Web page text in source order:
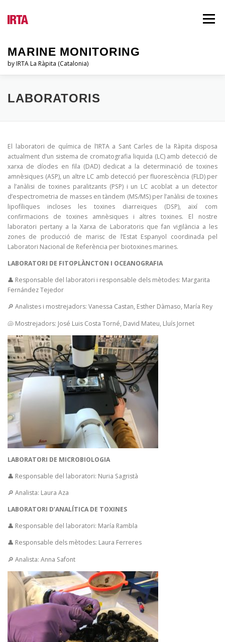
contingut
MARINE MONITORING
by IRTA La Ràpita (Catalonia)
Menú
EL PSQAM QUI SOM?
LABORATORIS
El laboratori de química de l’IRTA a Sant Carles de la Ràpita disposa
actualment d’un sistema de cromatografia liquida (LC) amb detecció de
xarxa de díodes en fila (DAD) dedicat a la determinació de toxines
amnèsiques (ASP), un altre LC amb detecció per fluorescència (FLD) per
a l’anàlisi de toxines paralitzants (PSP) i un LC acoblat a un detector
d’espectrometria de masses en tàndem (MS/MS) per l’anàlisi de toxines
lipofíliques incloses les toxines diarreiques (DSP), així com
confirmacions de toxines amnèsiques i altres toxines. El nostre
laboratori pertany a la Xarxa de Laboratoris que fan vigilància a les
zones de producció de marisc de l’Estat Espanyol coordinada pel
Laboratori Nacional de Referència per biotoxines marines.
LABORATORI DE FITOPLÀNCTON I OCEANOGRAFIA
👤 Responsable del laboratori i responsable dels mètodes: Margarita
Fernández Tejedor
🔎 Analistes i mostrejadors: Vanessa Castan, Esther Dàmaso, María Rey
🐚 Mostrejadors: José Luis Costa Torné, David Mateu, Lluís Jornet
LABORATORI DE MICROBIOLOGIA
👤 Responsable del laboratori: Nuria Sagristà
🔎 Analista: Laura Aza
LABORATORI D’ANALÍTICA DE TOXINES
👤 Responsable del laboratori: María Rambla
👤 Responsable dels mètodes: Laura Ferreres
🔎 Analista: Anna Safont